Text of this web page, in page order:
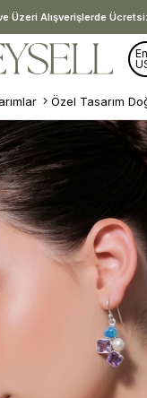
Üzeri Alışverişlerde
Özel Tasarım